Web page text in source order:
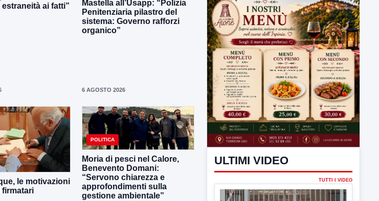
ai fatti”
Mastella all’Usapp: “Polizia
Penitenziaria pilastro del
sistema: Governo rafforzi
organico”
6 AGOSTO 2026
le motivazioni
POLITICA
Moria di pesci nel Calore,
Benevento Domani:
“Servono chiarezza e
approfondimenti sulla
gestione ambientale”
ULTIMI VIDEO
TUTTI I VIDEO